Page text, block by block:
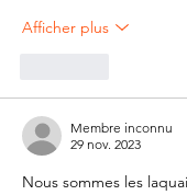
Afficher plus
Membre inconnu
29 nov. 2023
Nous sommes les